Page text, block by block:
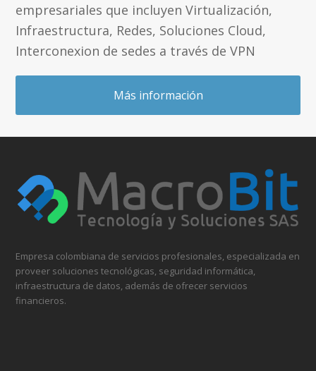
empresariales que incluyen Virtualización,
Infraestructura, Redes, Soluciones Cloud,
Interconexion de sedes a través de VPN
Más información
Empresa colombiana de servicios profesionales, especializada en
proveer soluciones tecnológicas, seguridad informática,
infraestructura de datos, además de ofrecer servicios
financieros.